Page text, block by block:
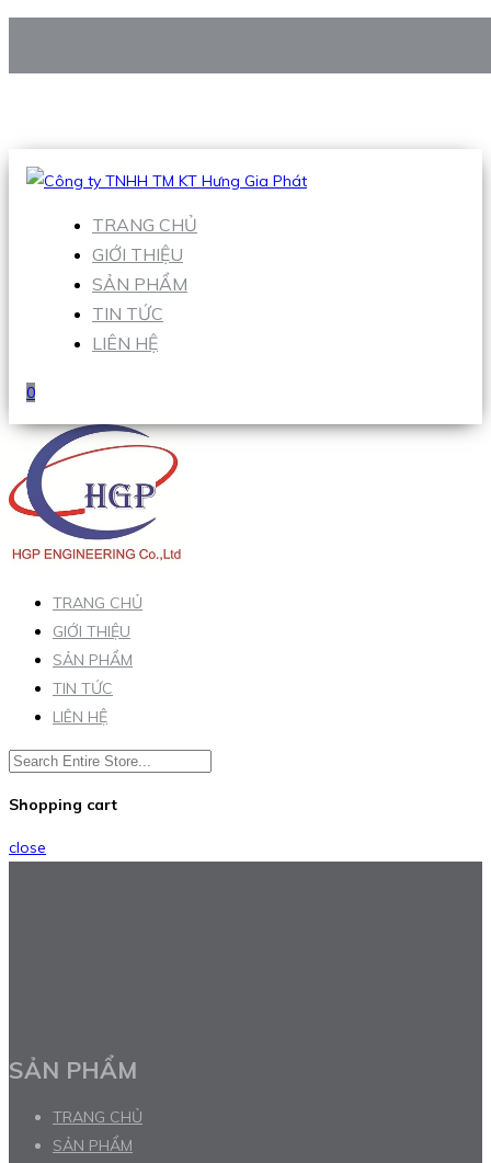
Hotline:0938 906 663
TRANG CHỦ
GIỚI THIỆU
SẢN PHẨM
TIN TỨC
LIÊN HỆ
0
TRANG CHỦ
GIỚI THIỆU
SẢN PHẨM
TIN TỨC
LIÊN HỆ
Shopping cart
close
SẢN PHẨM
TRANG CHỦ
SẢN PHẨM